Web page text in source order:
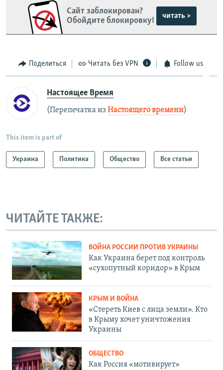
Сайт заблокирован?
Обойдите блокировку!
читать >
Поделиться Читать без VPN Follow us
Настоящее Время
(Перепечатка из Настоящего времени)
This item is part of
Украина Политика Общество Все статьи
ЧИТАЙТЕ ТАКЖЕ:
ВОЙНА РОССИИ ПРОТИВ УКРАИНЫ
Как Украина берет под контроль
«сухопутный коридор» в Крым
КРЫМ И ВОЙНА
«Стереть Киев с лица земли». Кто
в Крыму хочет уничтожения
Украины
ОБЩЕСТВО
Как Россия «мотивирует»